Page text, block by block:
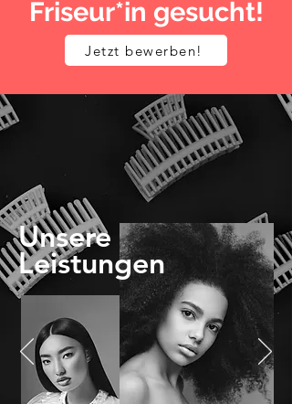
Friseur*in gesucht!
Jetzt bewerben!
Unsere
Leistungen